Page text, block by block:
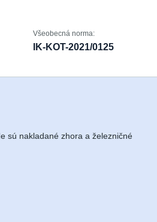
Všeobecná norma:
IK-KOT-2021/0125
sú nakladané zhora a železničné